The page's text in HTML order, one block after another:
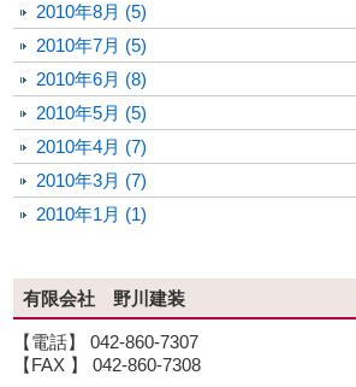
2010年8月 (5)
2010年7月 (5)
2010年6月 (8)
2010年5月 (5)
2010年4月 (7)
2010年3月 (7)
2010年1月 (1)
有限会社 野川建装
【電話】 042-860-7307
【FAX 】 042-860-7308